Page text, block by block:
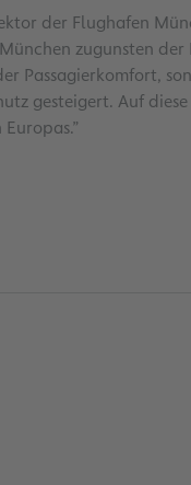
der Flughafen
zugunsten der
Passagierkomfort,
gesteigert. Auf